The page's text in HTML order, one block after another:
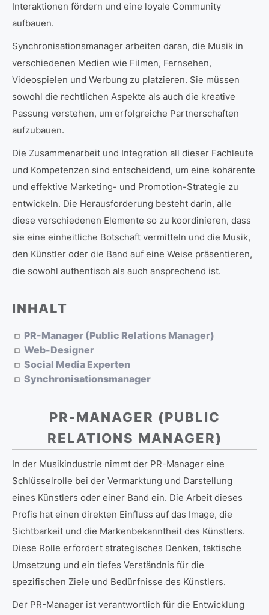
Interaktionen fördern und eine loyale Community
aufbauen.
Synchronisationsmanager arbeiten daran, die Musik in
verschiedenen Medien wie Filmen, Fernsehen,
Videospielen und Werbung zu platzieren. Sie müssen
sowohl die rechtlichen Aspekte als auch die kreative
Passung verstehen, um erfolgreiche Partnerschaften
aufzubauen.
Die Zusammenarbeit und Integration all dieser Fachleute
und Kompetenzen sind entscheidend, um eine kohärente
und effektive Marketing- und Promotion-Strategie zu
entwickeln. Die Herausforderung besteht darin, alle
diese verschiedenen Elemente so zu koordinieren, dass
sie eine einheitliche Botschaft vermitteln und die Musik,
den Künstler oder die Band auf eine Weise präsentieren,
die sowohl authentisch als auch ansprechend ist.
INHALT
PR-Manager (Public Relations Manager)
Web-Designer
Social Media Experten
Synchronisationsmanager
PR-MANAGER (PUBLIC
RELATIONS MANAGER)
In der Musikindustrie nimmt der PR-Manager eine
Schlüsselrolle bei der Vermarktung und Darstellung
eines Künstlers oder einer Band ein. Die Arbeit dieses
Profis hat einen direkten Einfluss auf das Image, die
Sichtbarkeit und die Markenbekanntheit des Künstlers.
Diese Rolle erfordert strategisches Denken, taktische
Umsetzung und ein tiefes Verständnis für die
spezifischen Ziele und Bedürfnisse des Künstlers.
Der PR-Manager ist verantwortlich für die Entwicklung